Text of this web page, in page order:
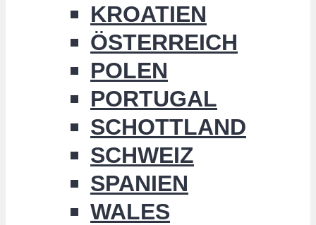
KROATIEN
ÖSTERREICH
POLEN
PORTUGAL
SCHOTTLAND
SCHWEIZ
SPANIEN
WALES